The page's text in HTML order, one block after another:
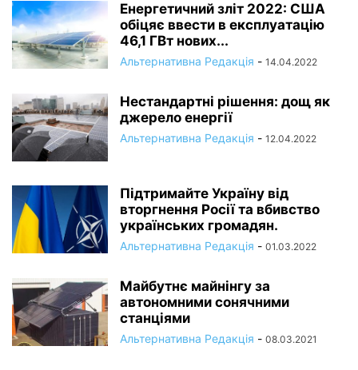
Енергетичний зліт 2022: США
обіцяє ввести в експлуатацію
46,1 ГВт нових...
Альтернативна Редакція - 14.04.2022
Нестандартні рішення: дощ як
джерело енергії
Альтернативна Редакція - 12.04.2022
Підтримайте Україну від
вторгнення Росії та вбивство
українських громадян.
Альтернативна Редакція - 01.03.2022
Майбутнє майнінгу за
автономними сонячними
станціями
Альтернативна Редакція - 08.03.2021